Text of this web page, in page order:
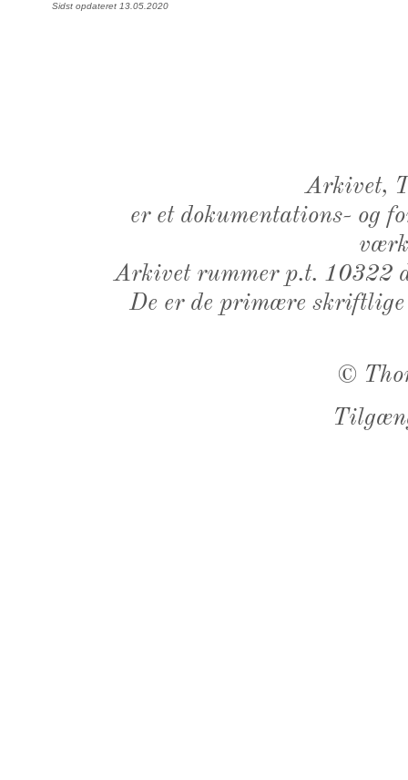
Sidst opdateret 13.05.2020
Arkivet,
er et dokumentations- og
Arkivet rummer p.t. 10322
De er de primære
©